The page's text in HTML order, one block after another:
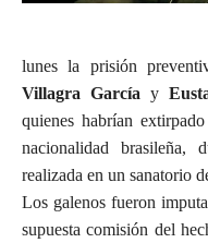
lunes la prisión
Villagra García y
quienes habrían
nacionalidad brasileña,
realizada en un sanatorio
Los galenos fueron
supuesta comisión del